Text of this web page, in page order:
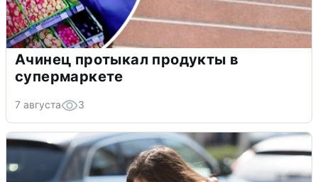
Ачинец протыкал продукты в
супермаркете
7 августа 3